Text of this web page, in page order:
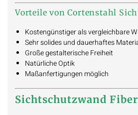
Vorteile von Cortenstahl
Kostengünstiger als vergleichbare
Sehr solides und dauerhaftes
Große gestalterische Freiheit
Natürliche Optik
Maßanfertigungen möglich
Sichtschutzwand